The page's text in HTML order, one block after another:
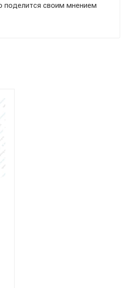
поделится своим мнением